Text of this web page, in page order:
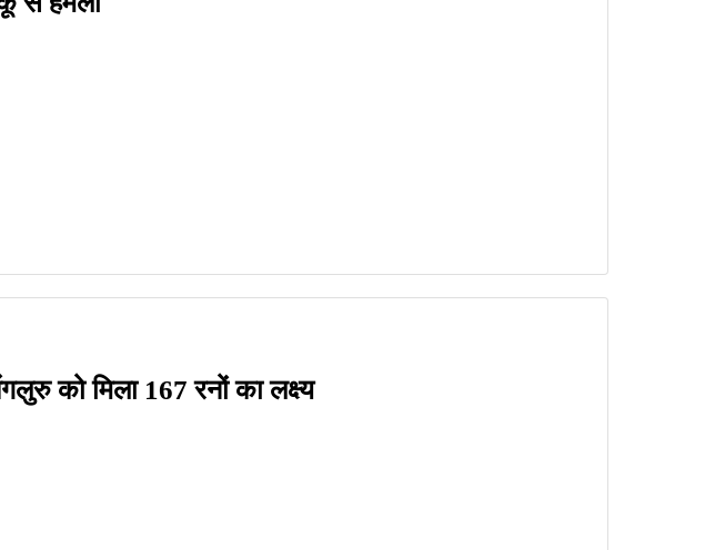
को मिला 167 रनों का लक्ष्य